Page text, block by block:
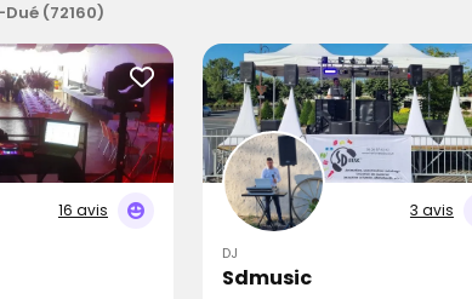
(72160)
16 avis 3 avis
DJ
Sdmusic